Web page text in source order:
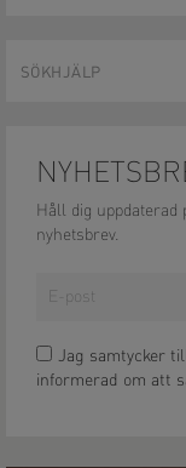
Håll dig
nyhetsbrev.
Jag samtycker
informerad om att